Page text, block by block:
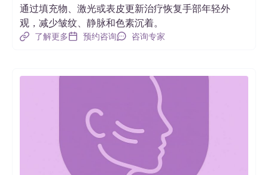
通过填充物、激光或表皮更新治疗恢复手部年轻外
观，减少皱纹、静脉和色素沉着。
了解更多 预约咨询 咨询专家